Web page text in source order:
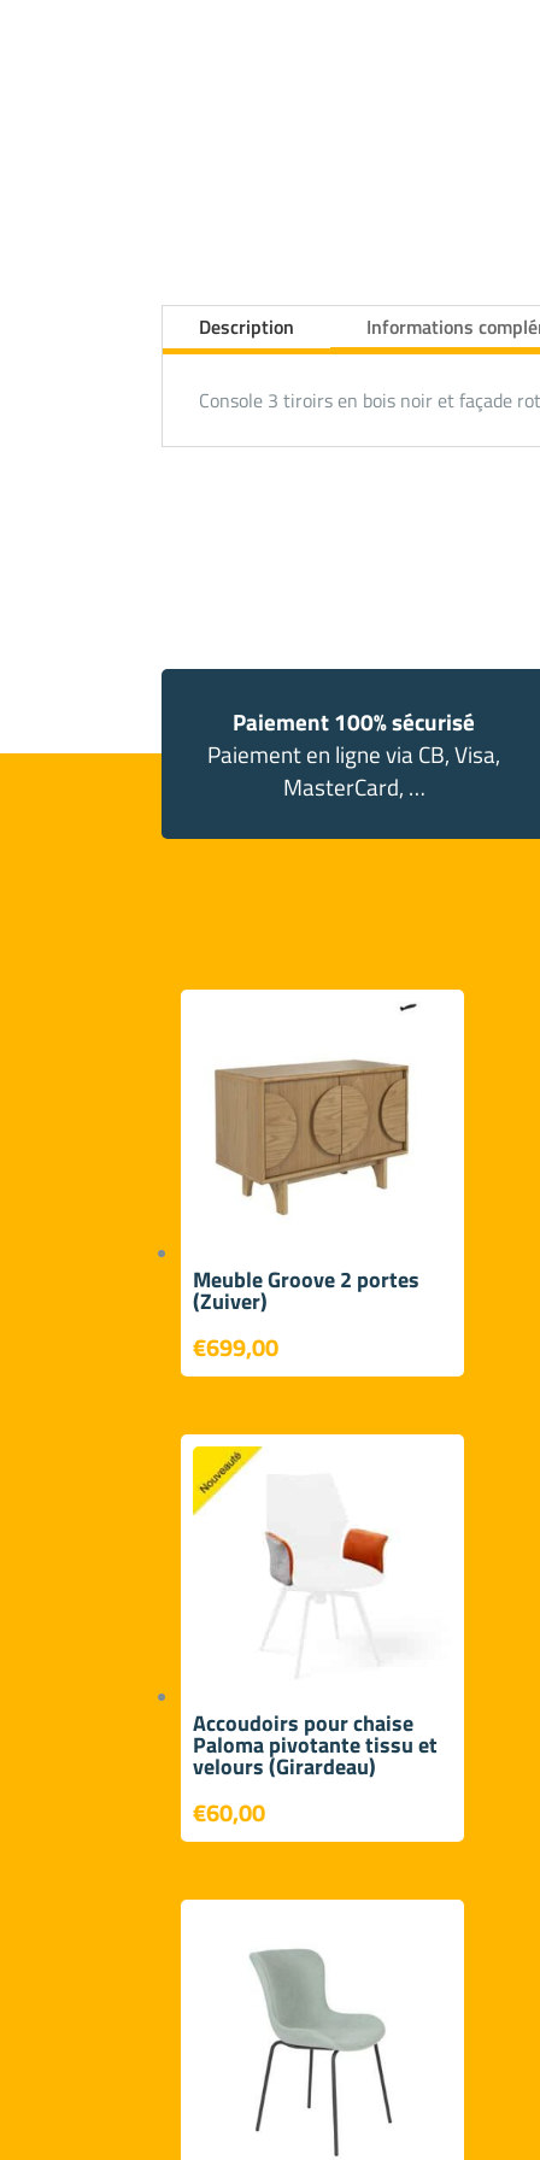
Description Informations
Console 3 tiroirs en bois noir et façade
Paiement 100% sécurisé
Paiement en ligne via CB, Visa,
MasterCard, …
Meuble Groove 2 portes
(Zuiver)
€699,00
Accoudoirs pour chaise
Paloma pivotante tissu et
velours (Girardeau)
€60,00